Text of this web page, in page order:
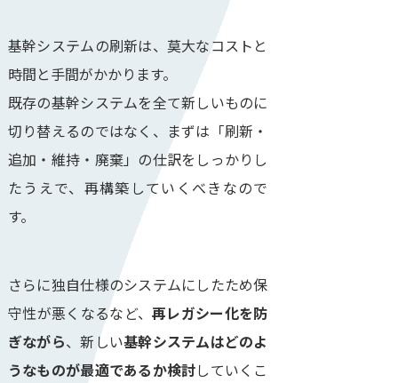
基幹システムの刷新は、莫大なコストと
時間と手間がかかります。
既存の基幹システムを全て新しいものに
切り替えるのではなく、まずは「刷新・
追加・維持・廃棄」の仕訳をしっかりし
たうえで、再構築していくべきなので
す。
さらに独自仕様のシステムにしたため保
守性が悪くなるなど、再レガシー化を防
ぎながら、新しい基幹システムはどのよ
うなものが最適であるか検討していくこ